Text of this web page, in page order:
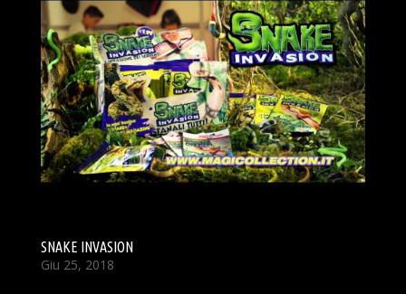
SNAKE INVASION
Giu 25, 2018